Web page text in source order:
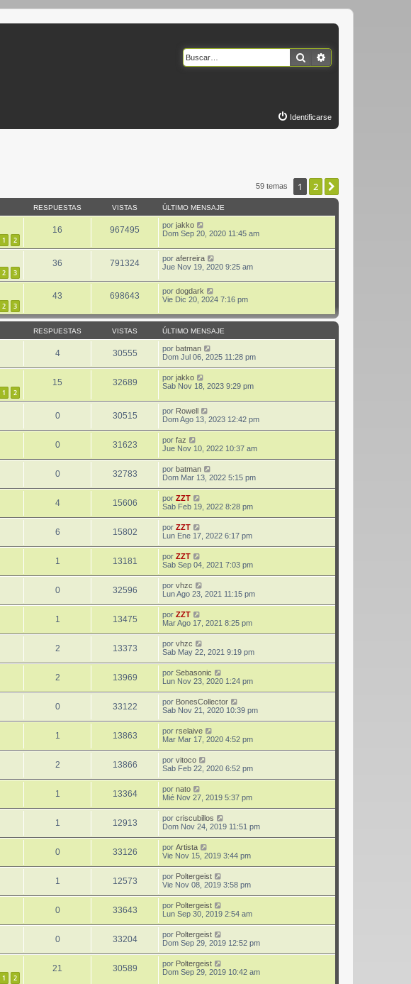
Buscar
Identificarse
59 temas 1 2
RESPUESTAS VISTAS ÚLTIMO MENSAJE
1 2
16 967495 por jakko
Dom Sep 20, 2020 11:45 am
2 3
36 791324 por aferreira
Jue Nov 19, 2020 9:25 am
2 3
43 698643 por dogdark
Vie Dic 20, 2024 7:16 pm
RESPUESTAS VISTAS ÚLTIMO MENSAJE
4 30555 por batman
Dom Jul 06, 2025 11:28 pm
1 2
15 32689 por jakko
Sab Nov 18, 2023 9:29 pm
0 30515 por Rowell
Dom Ago 13, 2023 12:42 pm
0 31623 por faz
Jue Nov 10, 2022 10:37 am
0 32783 por batman
Dom Mar 13, 2022 5:15 pm
4 15606 por ZZT
Sab Feb 19, 2022 8:28 pm
6 15802 por ZZT
Lun Ene 17, 2022 6:17 pm
1 13181 por ZZT
Sab Sep 04, 2021 7:03 pm
0 32596 por vhzc
Lun Ago 23, 2021 11:15 pm
1 13475 por ZZT
Mar Ago 17, 2021 8:25 pm
2 13373 por vhzc
Sab May 22, 2021 9:19 pm
2 13969 por Sebasonic
Lun Nov 23, 2020 1:24 pm
0 33122 por BonesCollector
Sab Nov 21, 2020 10:39 pm
1 13863 por rselaive
Mar Mar 17, 2020 4:52 pm
2 13866 por vitoco
Sab Feb 22, 2020 6:52 pm
1 13364 por nato
Mié Nov 27, 2019 5:37 pm
1 12913 por criscubillos
Dom Nov 24, 2019 11:51 pm
0 33126 por Artista
Vie Nov 15, 2019 3:44 pm
1 12573 por Poltergeist
Vie Nov 08, 2019 3:58 pm
0 33643 por Poltergeist
Lun Sep 30, 2019 2:54 am
0 33204 por Poltergeist
Dom Sep 29, 2019 12:52 pm
1 2
21 30589 por Poltergeist
Dom Sep 29, 2019 10:42 am